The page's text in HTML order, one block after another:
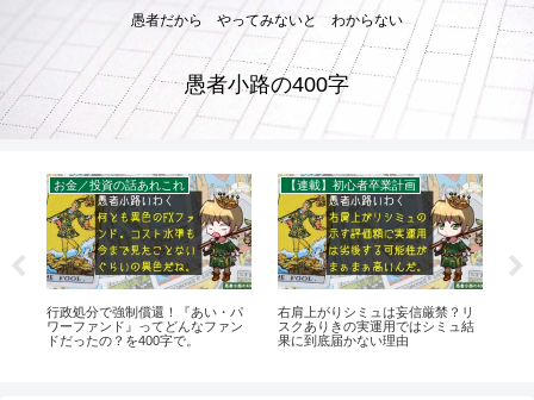
愚者だから やってみないと わからない
愚者小路の400字
お金／投資の話あれこれ
行政処分で強制償還！『あい・パ
ワーファンド』ってどんなファン
ドだったの？を400字で。
【連載】初心者卒業計画
右肩上がりシミュは妄信厳禁？リ
スクありきの実運用ではシミュ結
果に到底届かない理由